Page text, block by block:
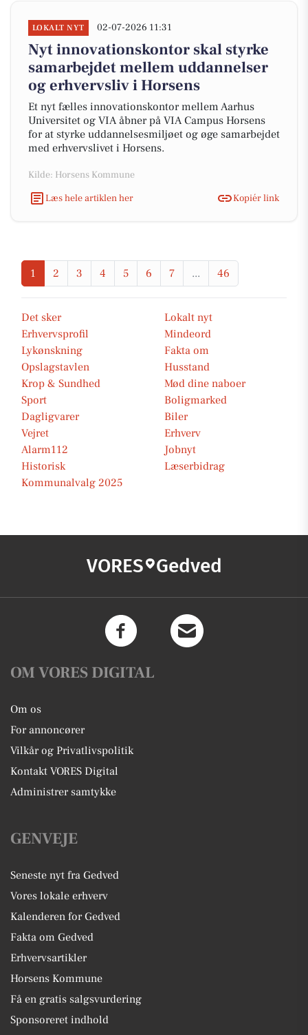
LOKALT NYT 02-07-2026 11:31
Nyt innovationskontor skal styrke
samarbejdet mellem uddannelser
og erhvervsliv i Horsens
Et nyt fælles innovationskontor mellem Aarhus
Universitet og VIA åbner på VIA Campus Horsens
for at styrke uddannelsesmiljøet og øge samarbejdet
med erhvervslivet i Horsens.
Kilde: Horsens Kommune
Læs hele artiklen her
Kopiér link
1 2 3 4 5 6 7 ... 46
Det sker
Lokalt nyt
Erhvervsprofil
Mindeord
Lykønskning
Fakta om
Opslagstavlen
Husstand
Krop & Sundhed
Mød dine naboer
Sport
Boligmarked
Dagligvarer
Biler
Vejret
Erhverv
Alarm112
Jobnyt
Historisk
Læserbidrag
Kommunalvalg 2025
VORES Gedved
OM VORES DIGITAL
Om os
For annoncører
Vilkår og Privatlivspolitik
Kontakt VORES Digital
Administrer samtykke
GENVEJE
Seneste nyt fra Gedved
Vores lokale erhverv
Kalenderen for Gedved
Fakta om Gedved
Erhvervsartikler
Horsens Kommune
Få en gratis salgsvurdering
Sponsoreret indhold